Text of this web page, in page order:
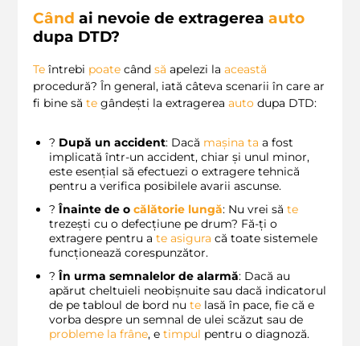
Când ai nevoie de extragerea auto
dupa DTD?
Te întrebi poate când să apelezi la această
procedură? În general, iată câteva scenarii în care ar
fi bine să te gândești la extragerea auto dupa DTD:
?️ După un accident: Dacă mașina ta a fost
implicată într-un accident, chiar și unul minor,
este esențial să efectuezi o extragere tehnică
pentru a verifica posibilele avarii ascunse.
?Înainte de o călătorie lungă: Nu vrei să te
trezești cu o defecțiune pe drum? Fă-ți o
extragere pentru a te asigura că toate sistemele
funcționează corespunzător.
?În urma semnalelor de alarmă: Dacă au
apărut cheltuieli neobișnuite sau dacă indicatorul
de pe tabloul de bord nu te lasă în pace, fie că e
vorba despre un semnal de ulei scăzut sau de
probleme la frâne, e timpul pentru o diagnoză.